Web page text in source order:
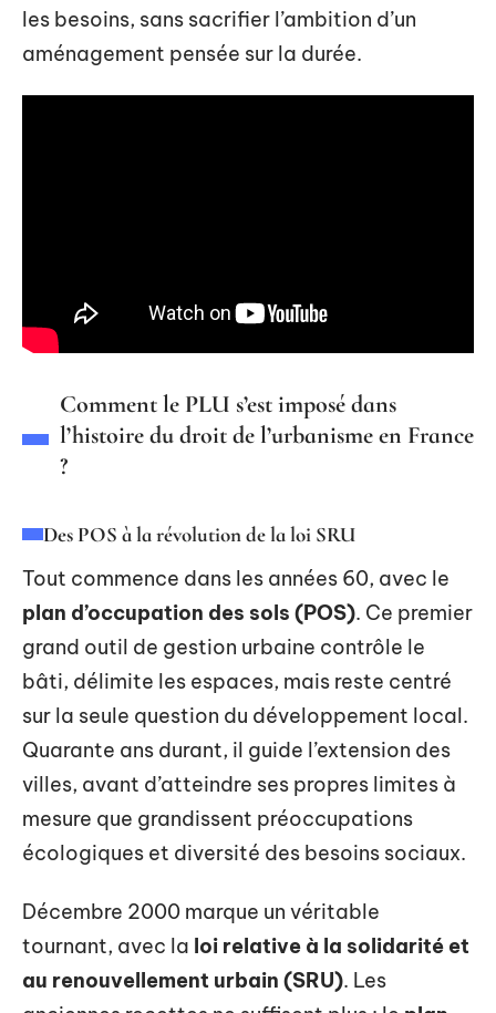
les besoins, sans sacrifier l’ambition d’un
aménagement pensée sur la durée.
Comment le PLU s’est imposé dans
l’histoire du droit de l’urbanisme en France
?
Des POS à la révolution de la loi SRU
Tout commence dans les années 60, avec le
plan d’occupation des sols (POS). Ce premier
grand outil de gestion urbaine contrôle le
bâti, délimite les espaces, mais reste centré
sur la seule question du développement local.
Quarante ans durant, il guide l’extension des
villes, avant d’atteindre ses propres limites à
mesure que grandissent préoccupations
écologiques et diversité des besoins sociaux.
Décembre 2000 marque un véritable
tournant, avec la loi relative à la solidarité et
au renouvellement urbain (SRU). Les